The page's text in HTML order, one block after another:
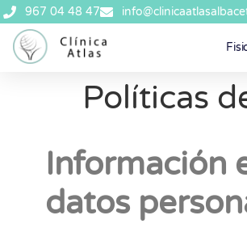
967 04 48 47​
Políticas
Información
datos